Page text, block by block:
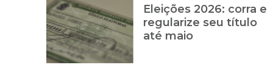
Eleições 2026: corra e
regularize seu título
até maio